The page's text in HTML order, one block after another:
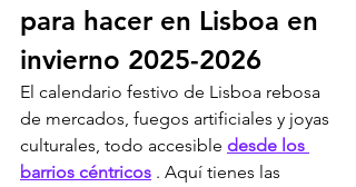
para hacer en Lisboa en
invierno 2025-2026
El calendario festivo de Lisboa rebosa
de mercados, fuegos artificiales y joyas
culturales, todo accesible desde los
barrios céntricos . Aquí tienes las